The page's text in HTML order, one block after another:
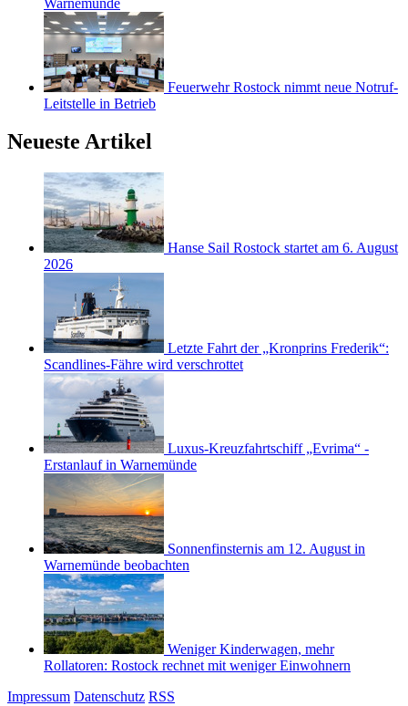
Feuerwehr Rostock nimmt neue Notruf-
Leitstelle in Betrieb
Neueste Artikel
Hanse Sail Rostock startet am 6. August
2026
Letzte Fahrt der „Kronprins Frederik“:
Scandlines-Fähre wird verschrottet
Luxus-Kreuzfahrtschiff „Evrima“ -
Erstanlauf in Warnemünde
Sonnenfinsternis am 12. August in
Warnemünde beobachten
Weniger Kinderwagen, mehr
Rollatoren: Rostock rechnet mit weniger Einwohnern
Impressum Datenschutz RSS